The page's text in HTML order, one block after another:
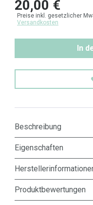
20,00 €
Preise inkl. gesetzlicher
Versandkosten
In
Beschreibung
Eigenschaften
Produktbewertungen